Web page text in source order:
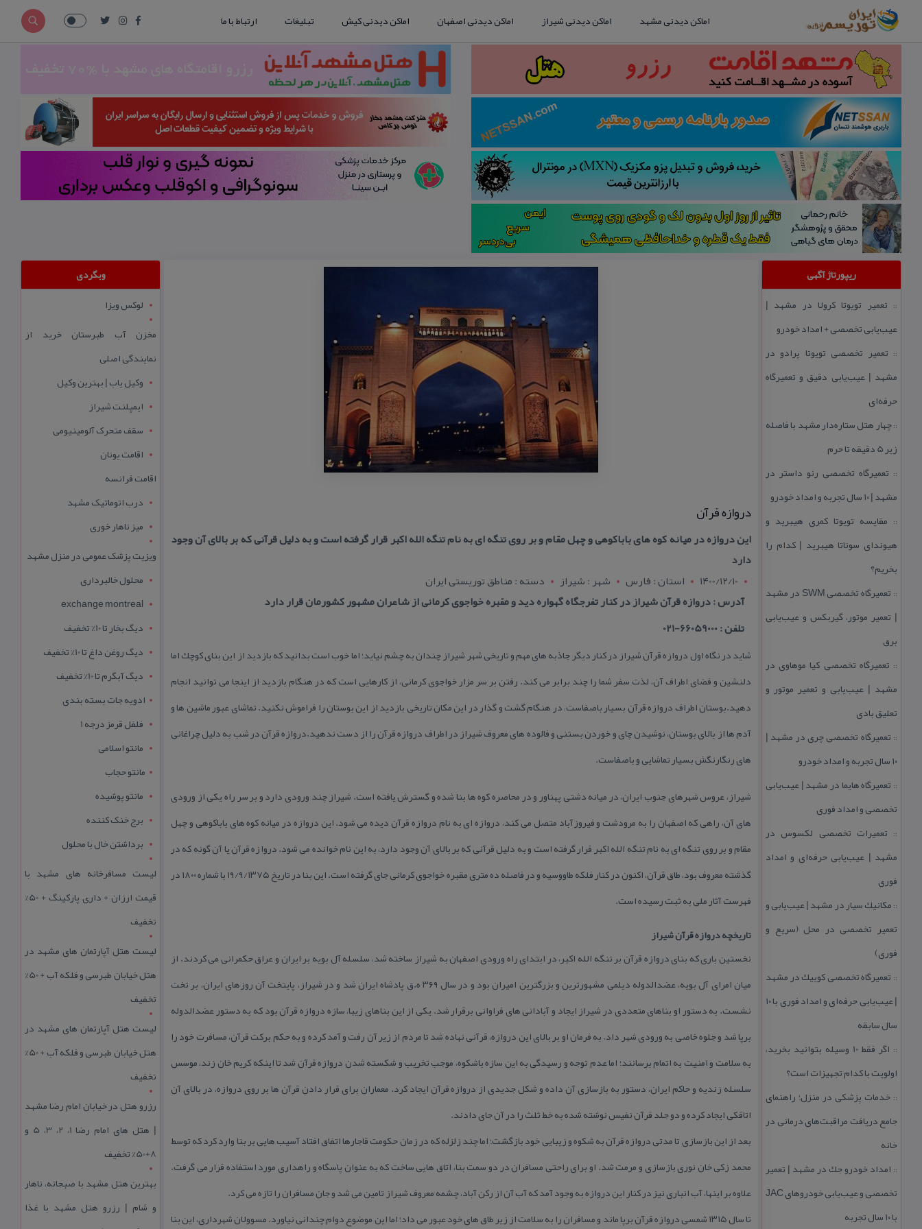
اماکن دیدنی مشهد اماکن دیدنی شیراز اماکن دیدنی اصفهان اماکن دیدنی کیش تبلیغات ارتباط با ما
ریپورتاژ آگهی
:: تعمیر تویوتا كرولا در مشهد |
عیب‌یابی تخصصی + امداد خودرو
:: تعمیر تخصصی تویوتا پرادو در
مشهد | عیب‌یابی دقیق و تعمیرگاه
حرفه‌ای
::چهار هتل‌ ستاره‌دار مشهد با فاصله
زیر 5 دقیقه تا حرم
:: تعمیرگاه تخصصی رنو داستر در
مشهد | ۱۰ سال تجربه و امداد خودرو
:: مقایسه تویوتا كمری هیبرید و
هیوندای سوناتا هیبرید | كدام را
بخریم؟
::
تعمیرگاه تخصصی SWM در مشهد
| تعمیر موتور، گیربكس و عیب‌یابی
برق
:: تعمیرگاه تخصصی كیا موهاوی در
مشهد | عیب‌یابی و تعمیر موتور و
تعلیق بادی
:: تعمیرگاه تخصصی چری در مشهد |
۱۰ سال تجربه و امداد خودرو
:: تعمیرگاه هایما در مشهد | عیب‌یابی
تخصصی و امداد فوری
:: تعمیرات تخصصی لكسوس در
مشهد | عیب‌یابی حرفه‌ای و امداد
فوری
:: مكانیك سیار در مشهد | عیب‌یابی و
تعمیر تخصصی در محل (سریع و
فوری)
:: تعمیرگاه تخصصی كوییك در مشهد
| عیب‌یابی حرفه‌ای و امداد فوری با ۱۰
سال سابقه
::
اگر فقط 10 وسیله بتوانید بخرید،
اولویت با كدام تجهیزات است؟
:: خدمات پزشكی در منزل؛ راهنمای
جامع دریافت مراقبت‌های درمانی در
خانه
:: امداد خودرو جك در مشهد | تعمیر
تخصصی و عیب‌یابی خودروهای JAC
با ۱۰ سال تجربه
دروازه قرآن
این دروازه در میانه كوه های باباكوهی و چهل مقام و بر روی تنگه ای به نام تنگه الله اكبر قرار گرفته است و به دلیل قرآنی كه بر بالای آن وجود
دارد
1400/12/10
استان : فارس شهر : شيراز
دسته : مناطق توریستی ایران
آدرس : دروازه قرآن شیراز در كنار تفرجگاه گهواره دید و مقبره خواجوی كرمانی از شاعران مشهور كشورمان قرار دارد
تلفن : 66059000-021
شاید در نگاه اول دروازه قرآن شیراز در كنار دیگر جاذبه های مهم و تاریخی شهر شیراز چندان به چشم نیاید؛ اما خوب است بدانید كه بازدید از این بنای كوچك اما
دلنشین و فضای اطراف آن، لذت سفر شما را چند برابر می كند. رفتن بر سر مزار خواجوی كرمانی، از كارهایی است كه در هنگام بازدید از اینجا می توانید انجام
دهید.بوستان اطراف دروازه قرآن بسیار باصفاست، در هنگام گشت و گذار در این مكان تاریخی بازدید از این بوستان را فراموش نكنید. تماشای عبور ماشین ها و
آدم ها از بالای بوستان، نوشیدن چای و خوردن بستنی و فالوده های معروف شیراز در اطراف دروازه قرآن را از دست ندهید.دروازه قرآن در شب به دلیل چراغانی
های رنگارنگش بسیار تماشایی و باصفاست.
شیراز، عروس شهرهای جنوب ایران، در میانه دشتی پهناور و در محاصره كوه ها بنا شده و گسترش یافته است. شیراز چند ورودی دارد و بر سر راه یكی از ورودی
های آن، راهی كه اصفهان را به مرودشت و فیروزآباد متصل می كند، دروازه ای به نام دروازه قرآن دیده می شود. این دروازه در میانه كوه های باباكوهی و چهل
مقام و بر روی تنگه ای به نام تنگه الله اكبر قرار گرفته است و به دلیل قرآنی كه بر بالای آن وجود دارد، به این نام خوانده می شود. دروازه قرآن یا آن گونه كه در
گذشته معروف بود، طاق قرآن، اكنون در كنار فلكه طاووسیه و در فاصله ده متری مقبره خواجوی كرمانی جای گرفته است. این بنا در تاریخ ۱۹/۹/۱۳۷۵ با شماره ۱۸۰۰ در
فهرست آثار ملی به ثبت رسیده است.
تاریخچه دروازه قرآن شیراز
نخستین باری كه بنای دروازه قرآن بر تنگه الله اكبر، در ابتدای راه ورودی اصفهان به شیراز ساخته شد، سلسله آل بویه بر ایران و عراق حكمرانی می كردند. از
میان امرای آل بویه، عضدالدوله دیلمی مشهورترین و بزرگترین امیران بود و در سال ۳۶۹ ه.ق پادشاه ایران شد و در شیراز، پایتخت آن روزهای ایران، بر تخت
نشست. به دستور او بناهای متعددی در شیراز ایجاد و آبادانی های فراوانی برقرار شد. یكی از این بناهای زیبا، سازه دروازه قرآن بود كه به دستور عضدالدوله
برپا شد و جلوه خاصی به ورودی شهر داد. به فرمان او بر بالای این دروازه، قرآنی نهاده شد تا مردم از زیر آن رفت و آمد كرده و به حكم بركت قرآن، مسافرت خود را
به سلامت و امنیت به اتمام برسانند؛ اما عدم توجه و رسیدگی به این سازه باشكوه، موجب تخریب و شكسته شدن دروازه قرآن شد تا اینكه كریم خان زند، موسس
سلسله زندیه و حاكم ایران، دستور به بازسازی آن داده و شكل جدیدی از دروازه قرآن ایجاد كرد. معماران برای قرار دادن قرآن ها بر روی دروازه، در بالای آن
اتاقكی ایجاد كرده و دو جلد قرآن نفیس نوشته شده به خط ثلث را در آن جای دادند.
بعد از این بازسازی تا مدتی دروازه قرآن به شكوه و زیبایی خود بازگشت؛ اما چند زلزله كه در زمان حكومت قاجارها اتفاق افتاد آسیب هایی بر بنا وارد كرد كه توسط
محمد زكی خان نوری بازسازی و مرمت شد. او برای راحتی مسافران در دو سمت بنا، اتاق هایی ساخت كه به عنوان پاسگاه و راهداری مورد استفاده قرار می گرفت.
علاوه بر اینها، آب انباری نیز در كنار این دروازه به وجود آمد كه آب آن از ركن آباد، چشمه معروف شیراز تامین می شد و جان مسافران را تازه می كرد.
تا سال ۱۳۱۵ شمسی دروازه قرآن برپا ماند و مسافران را به سلامت از زیر طاق های خود عبور می داد؛ اما این موضوع دوام چندانی نیاورد. مسوولان شهرداری، این بنا
وبگردی
لوکس ویزا
مخزن آب طبرستان خرید از
نمایندگی اصلی
وکیل یاب | بهترین وکیل
ایمپلنت شیراز
سقف متحرک آلومینیومی
اقامت یونان
اقامت فرانسه
درب اتوماتیک مشهد
میز ناهار خوری
ویزیت پزشک عمومی در منزل مشهد
محلول خالبرداری
exchange montreal
دیگ بخار تا 10% تخفیف
دیگ روغن داغ تا 10% تخفیف
دیگ آبگرم تا 10% تخفیف
ادویه جات بسته بندی
فلفل قرمز درجه 1
مانتو اسلامی
مانتو حجاب
مانتو پوشیده
برج خنک کننده
برداشتن خال با محلول
لیست مسافرخانه های مشهد با
قیمت ارزان + داری پارکینگ + 50%
تخفیف
لیست هتل آپارتمان های مشهد در
هتل خیابان طبرسی و فلکه آب + 50%
تخفیف
لیست هتل آپارتمان های مشهد در
هتل خیابان طبرسی و فلکه آب + 50%
تخفیف
رزرو هتل در خیابان امام رضا مشهد
| هتل‌ های امام رضا 1، 2، 3، 5 و
8+50% تخفیف
بهترین هتل مشهد با صبحانه، ناهار
و شام | رزرو هتل مشهد با غذا